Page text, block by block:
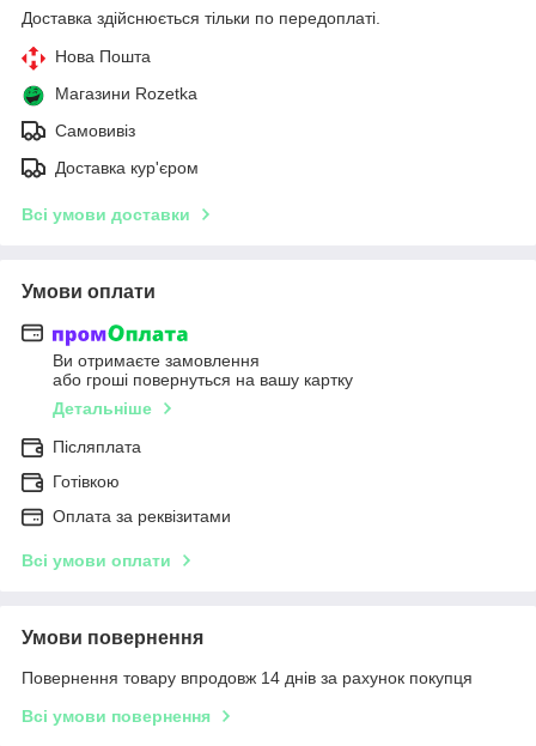
Доставка здійснюється тільки по передоплаті.
Нова Пошта
Магазини Rozetka
Самовивіз
Доставка кур'єром
Всі умови доставки
Умови оплати
Ви отримаєте замовлення
або гроші повернуться на вашу картку
Детальніше
Післяплата
Готівкою
Оплата за реквізитами
Всі умови оплати
Умови повернення
Повернення товару впродовж 14 днів за рахунок покупця
Всі умови повернення